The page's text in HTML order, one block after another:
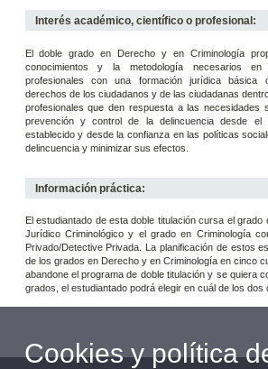
Interés académico, científico o profesional:
El doble grado en Derecho y en Criminología
conocimientos y la metodología necesarios
profesionales con una formación jurídica básica
derechos de los ciudadanos y de las ciudadanas
profesionales que den respuesta a las necesidades
prevención y control de la delincuencia desde el
establecido y desde la confianza en las políticas
delincuencia y minimizar sus efectos.
Información práctica:
El estudiantado de esta doble titulación cursa el
Jurídico Criminológico y el grado en Criminología
Privado/Detective Privada. La planificación de estos
de los grados en Derecho y en Criminología en cinco
abandone el programa de doble titulación y se quiera
grados, el estudiantado podrá elegir en cuál de los dos
Cookies y política